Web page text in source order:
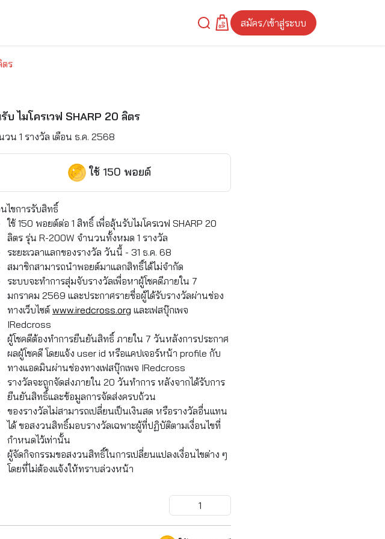
สมัคร/เข้าสู่ระบบ
ตร
บ ไมโครเวฟ SHARP 20 ลิตร
วน 1 รางวัล เดือน ธ.ค. 2568
ใช้ 150 พอยต์
นไขการรับสิทธิ์
ใช้ 150 พอยต์ต่อ 1 สิทธิ์ เพื่อลุ้นรับไมโครเวฟ SHARP 20
ลิตร รุ่น R-200W จำนวนทั้งหมด 1 รางวัล
ระยะเวลาแลกของรางวัล วันนี้ - 31 ธ.ค. 68
สมาชิกสามารถนำพอยต์มาแลกสิทธิ์ได้ไม่จำกัด
ระบบจะทำการสุ่มจับรางวัลเพื่อหาผู้โชคดีภายใน 7
มกราคม 2569 และประกาศรายชื่อผู้ได้รับรางวัลผ่านช่อง
ทางเว็บไซต์www.iredcross.org และเฟสบุ๊กเพจ
IRedcross
ผู้โชคดีต้องทำการยืนยันสิทธิ์ ภายใน 7 วันหลังการประกาศ
ผลผู้โชคดี โดยแจ้ง user id หรือแคปเจอร์หน้า profile กับ
ทางแอดมินผ่านช่องทางเฟสบุ๊กเพจ IRedcross
รางวัลจะถูกจัดส่งภายใน 20 วันทำการ หลังจากได้รับการ
ยืนยันสิทธิ์และข้อมูลการจัดส่งครบถ้วน
ของรางวัลไม่สามารถเปลี่ยนเป็นเงินสด หรือรางวัลอื่นแทน
ได้ ขอสงวนสิทธิ์มอบรางวัลเฉพาะผู้ที่ปฏิบัติตามเงื่อนไขที่
กำหนดไว้เท่านั้น
ผู้จัดกิจกรรมขอสงวนสิทธิ์ในการเปลี่ยนแปลงเงื่อนไขต่าง ๆ
โดยที่ไม่ต้องแจ้งให้ทราบล่วงหน้า
1